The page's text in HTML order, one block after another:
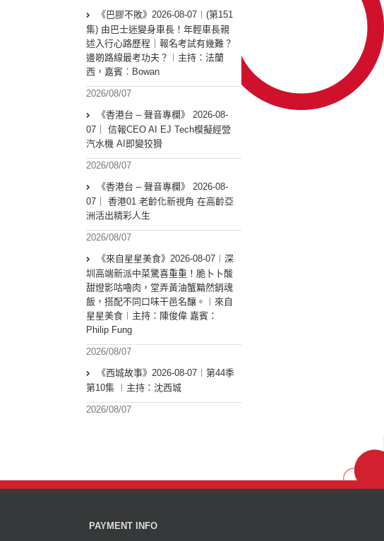
《巴膠不敗》2026-08-07︱(第151
集) 由巴士迷變身車長！年輕車長親
述入行心路歷程｜報名考試有幾難？
邊啲路線最考功夫？︱主持：法蘭
西，嘉賓︰Bowan
2026/08/07
《香港台 – 聲音專欄》 2026-08-
07｜ 信報CEO AI EJ Tech模擬經營
汽水機 AI即變狡猾
2026/08/07
《香港台 – 聲音專欄》 2026-08-
07｜ 香港01 老齡化新視角 在高齡亞
洲活出精彩人生
2026/08/07
《來自星星美食》2026-08-07︱深
圳高端新派中菜驚喜重重！脆卜卜酸
甜燈影咕嚕肉，堂弄黃油蟹黯然銷魂
飯，搭配不同口味干邑名釀。︱來自
星星美食︱主持：陳俊偉 嘉賓：
Philip Fung
2026/08/07
《西城故事》2026-08-07︱第44季
第10集 ︱主持：沈西城
2026/08/07
PAYMENT INFO